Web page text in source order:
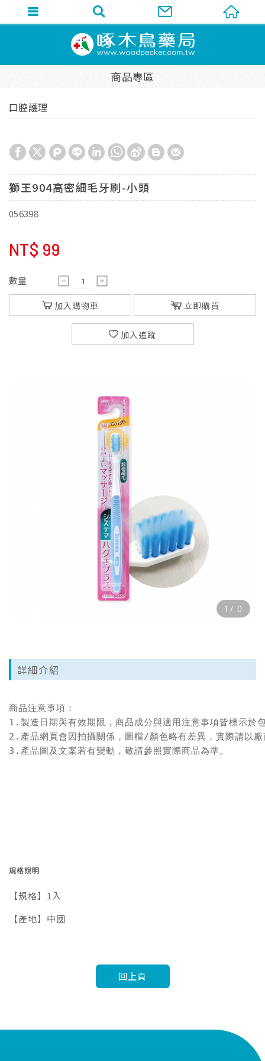
商品專區
口腔護理
獅王904高密細毛牙刷-小頭
056398
NT$ 99
數量
加入購物車 立即購買
加入追蹤
1 / 0
詳細介紹
商品注意事項：
1.製造日期與有效期限，商品成分與適用注意事項皆標示於
2.產品網頁會因拍攝關係，圖檔/顏色略有差異，實際請以
3.產品圖及文案若有變動，敬請參照實際商品為準。
規格說明
【規格】1入
【產地】中國
回上頁